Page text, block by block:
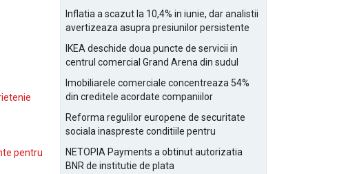
pentru
Inflatia a scazut la 10,4% in iunie, dar analistii
avertizeaza asupra presiunilor persistente
IKEA deschide doua puncte de servicii in
centrul comercial Grand Arena din sudul
Imobiliarele comerciale concentreaza 54%
din creditele acordate companiilor
Reforma regulilor europene de securitate
sociala inaspreste conditiile pentru
NETOPIA Payments a obtinut autorizatia
BNR de institutie de plata